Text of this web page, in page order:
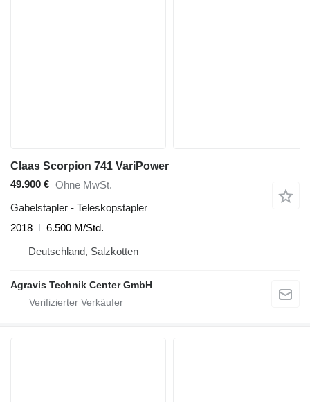
Claas Scorpion 741 VariPower
49.900 € Ohne MwSt.
Gabelstapler - Teleskopstapler
2018
6.500 M/Std.
Deutschland, Salzkotten
Agravis Technik Center GmbH